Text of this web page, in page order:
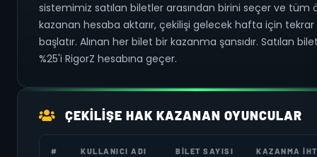
sistemimiz satılan biletler arasından birini seçer ve tüm
kazanan hesaba aktarır, çekilişi gelecek hafta için tekrar
başlatır. Alınan her bilet bir kazanma şansıdır. Satılan
%25'i RigorZ hesabına geçer.
ÇEKILIŞE HAK KAZANAN OYUNCULAR
# KULLANICI ADI BILET SAYISI KAZANMA